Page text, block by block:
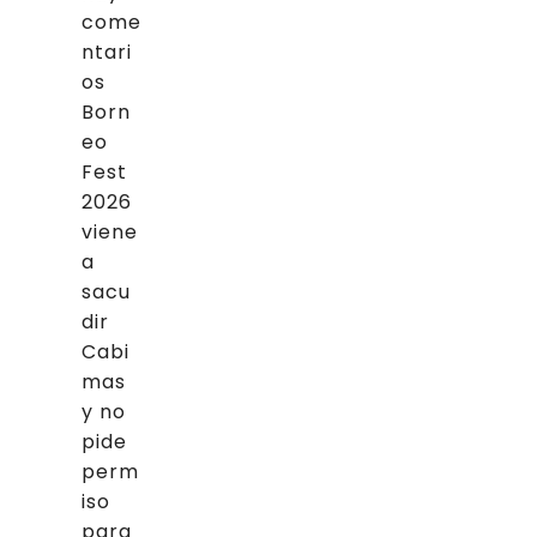
come
ntari
os
Born
eo
Fest
2026
viene
a
sacu
dir
Cabi
mas
y no
pide
perm
iso
para